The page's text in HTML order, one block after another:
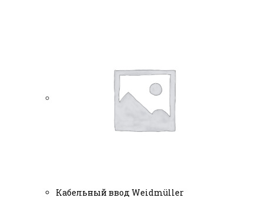
Кабельный ввод Weidmüller